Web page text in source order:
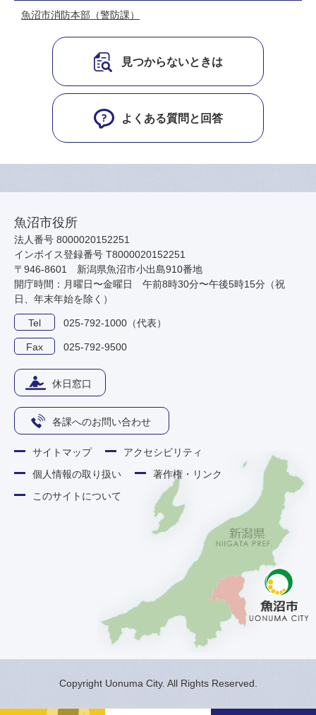
魚沼市消防本部（警防課）
見つからないときは
よくある質問と回答
魚沼市役所
法人番号 8000020152251
インボイス登録番号 T8000020152251
〒946-8601 新潟県魚沼市小出島910番地
開庁時間：月曜日〜金曜日 午前8時30分〜午後5時15分（祝
日、年末年始を除く）
Tel 025-792-1000（代表）
Fax 025-792-9500
休日窓口
各課へのお問い合わせ
サイトマップ
アクセシビリティ
個人情報の取り扱い
著作権・リンク
このサイトについて
Copyright Uonuma City. All Rights Reserved.